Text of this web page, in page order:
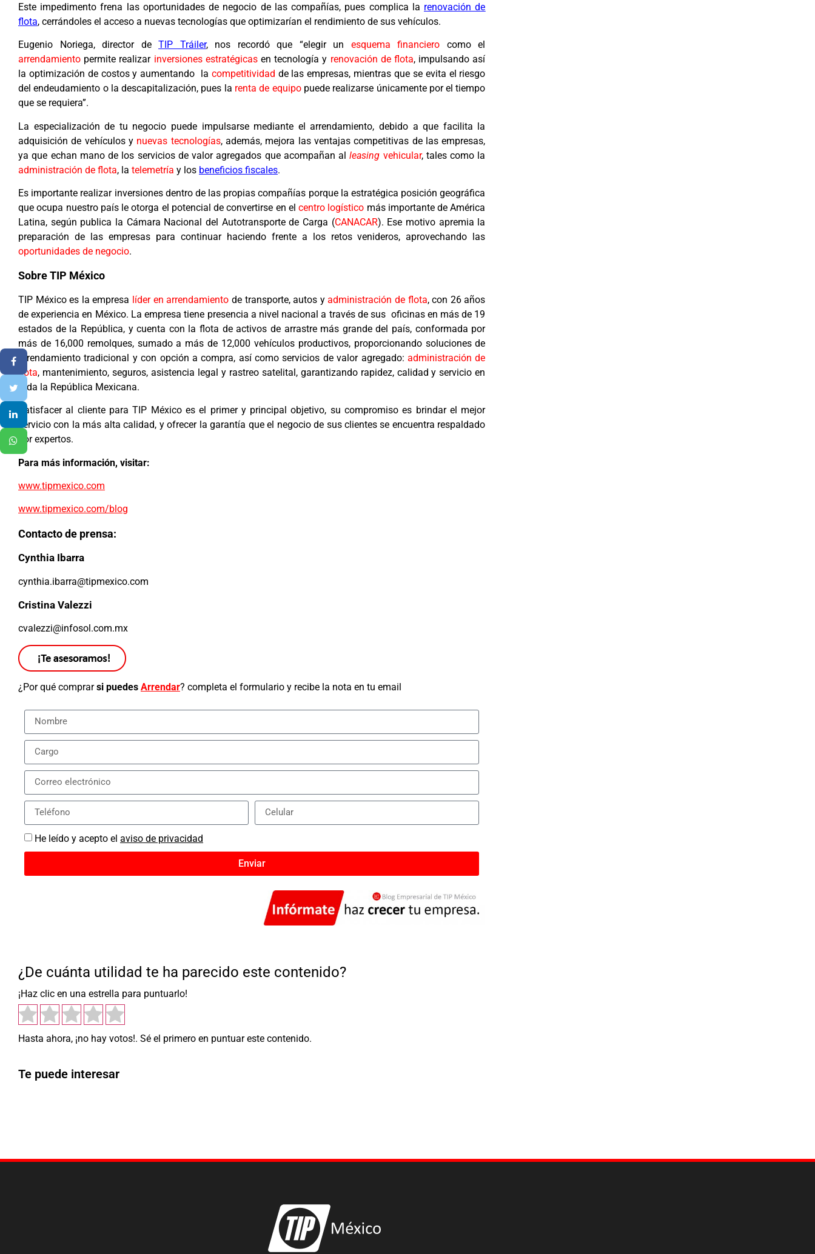
Este impedimento frena las oportunidades de negocio de las compañías, pues complica la renovación de
flota, cerrándoles el acceso a nuevas tecnologías que optimizarían el rendimiento de sus vehículos.
Eugenio Noriega, director deTIP Tráiler, nos recordó que “elegir un esquema financiero como el
arrendamiento permite realizar inversiones estratégicasen tecnología y renovación de flota, impulsando así
la optimización de costos y aumentando la competitividad de las empresas, mientras que se evita el riesgo
del endeudamiento o la descapitalización, pues la renta de equipopuede realizarse únicamente por el tiempo
que se requiera”.
La especialización de tu negocio puede impulsarse mediante el arrendamiento, debido a que facilita la
adquisición de vehículos y nuevas tecnologías, además, mejora las ventajas competitivas de las empresas,
ya que echan mano de los servicios de valor agregados que acompañan alleasing vehicular, tales como la
administración de flota, la telemetría y los beneficios fiscales.
Es importante realizar inversiones dentro de las propias compañías porque la estratégica posición geográfica
que ocupa nuestro país le otorga el potencial de convertirse en elcentro logístico más importante de América
Latina, según publica la Cámara Nacional del Autotransporte de Carga (CANACAR). Ese motivo apremia la
preparación de las empresas para continuar haciendo frente a los retos venideros, aprovechando las
oportunidades de negocio.
Sobre TIP México
TIP México es la empresa líder en arrendamiento de transporte, autos yadministración de flota, con 26 años
de experiencia en México. La empresa tiene presencia a nivel nacional a través de sus oficinas en más de 19
estados de la República, y cuenta con la flota de activos de arrastre más grande del país, conformada por
más de 16,000 remolques, sumado a más de 12,000 vehículos productivos, proporcionando soluciones de
arrendamiento tradicional y con opción a compra, así como servicios de valor agregado:administración de
flota, mantenimiento, seguros, asistencia legal y rastreo satelital, garantizando rapidez, calidad y servicio en
toda la República Mexicana.
Satisfacer al cliente para TIP México es el primer y principal objetivo, su compromiso es brindar el mejor
servicio con la más alta calidad, y ofrecer la garantía que el negocio de sus clientes se encuentra respaldado
por expertos.
Para más información, visitar:
www.tipmexico.com
www.tipmexico.com/blog
Contacto de prensa:
Cynthia Ibarra
cynthia.ibarra@tipmexico.com
Cristina Valezzi
cvalezzi@infosol.com.mx
¿Por qué comprarsi puedes Arrendar? completa el formulario y recibe la nota en tu email
He leído y acepto el aviso de privacidad
Enviar
¿De cuánta utilidad te ha parecido este contenido?
¡Haz clic en una estrella para puntuarlo!
Hasta ahora, ¡no hay votos!. Sé el primero en puntuar este contenido.
Te puede interesar